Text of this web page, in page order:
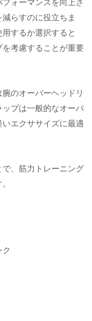
ォーマンスを向上さ
らすのに役立ちま
するか選択すると
考慮することが重要
のオーバーヘッドリ
プは一般的なオーバ
エクササイズに最適
、筋力トレーニング